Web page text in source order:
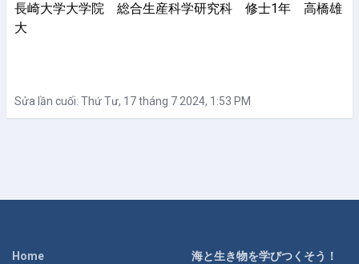
長崎大学大学院 総合生産科学研究科 修士1年 高橋雄
大
Sửa lần cuối: Thứ Tư, 17 tháng 7 2024, 1:53 PM
Home 海と生き物を学びつくそう！